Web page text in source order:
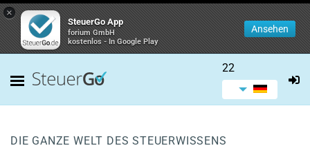
×
SteuerGo App
forium GmbH
kostenlos - In Google Play
Ansehen
22
DIE GANZE WELT DES STEUERWISSENS